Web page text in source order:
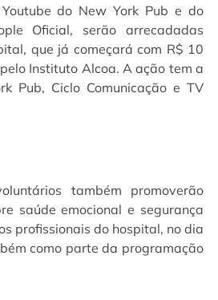
do New York Pub e do
Oficial, serão arrecadadas
que já começará com R$ 10
Instituto Alcoa. A ação tem a
Pub, Ciclo Comunicação e TV
também promoverão
saúde emocional e segurança
profissionais do hospital, no dia
como parte da programação